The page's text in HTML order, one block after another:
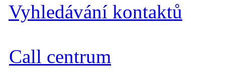
Vyhledávání kontaktů
Call centrum